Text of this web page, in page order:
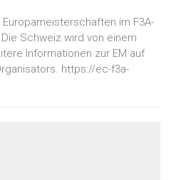
im F3A-
Schweiz wird von einem
Informationen zur EM auf
https://ec-f3a-